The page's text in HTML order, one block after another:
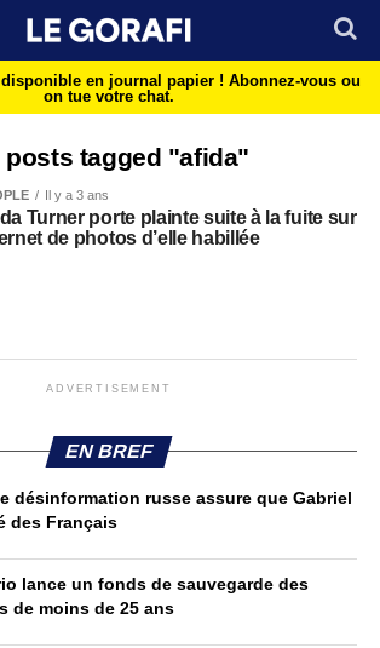
en journal papier ! Abonnez-vous ou
on tue votre chat.
posts tagged "afida"
Il y a 3 ans
Turner porte plainte suite à la fuite sur
de photos d’elle habillée
ADVERTISEMENT
EN BREF
désinformation russe assure que Gabriel
des Français
lance un fonds de sauvegarde des
de moins de 25 ans